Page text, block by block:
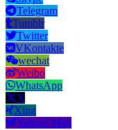
Telegram
Tumblr
Twitter
VKontakte
wechat
Weibo
WhatsApp
X
Xing
Yahoo! Mail